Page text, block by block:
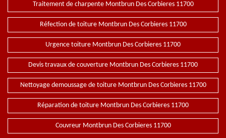
Traitement de charpente Montbrun Des Corbieres 11700
Réfection de toiture Montbrun Des Corbieres 11700
Urgence toiture Montbrun Des Corbieres 11700
Devis travaux de couverture Montbrun Des Corbieres 11700
Nettoyage demoussage de toiture Montbrun Des Corbieres 11700
Réparation de toiture Montbrun Des Corbieres 11700
Couvreur Montbrun Des Corbieres 11700